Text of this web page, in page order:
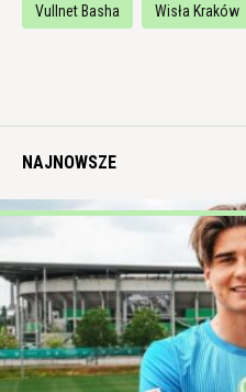
Vullnet Basha Wisła Kraków
NAJNOWSZE